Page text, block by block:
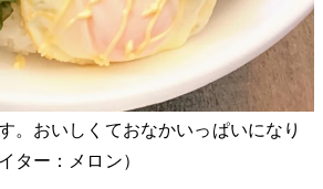
。おいしくておなかいっぱいになり
ター：メロン）